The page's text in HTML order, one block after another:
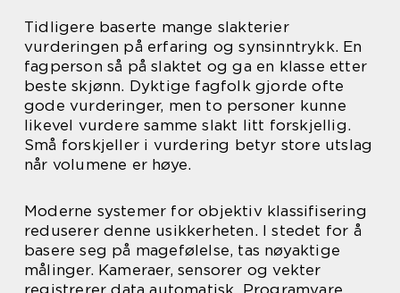
Tidligere baserte mange slakterier
vurderingen på erfaring og synsinntrykk. En
fagperson så på slaktet og ga en klasse etter
beste skjønn. Dyktige fagfolk gjorde ofte
gode vurderinger, men to personer kunne
likevel vurdere samme slakt litt forskjellig.
Små forskjeller i vurdering betyr store utslag
når volumene er høye.
Moderne systemer for objektiv klassifisering
reduserer denne usikkerheten. I stedet for å
basere seg på magefølelse, tas nøyaktige
målinger. Kameraer, sensorer og vekter
registrerer data automatisk. Programvare